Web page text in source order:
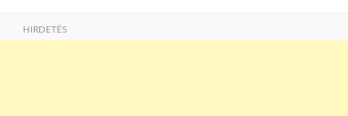
HIRDETÉS